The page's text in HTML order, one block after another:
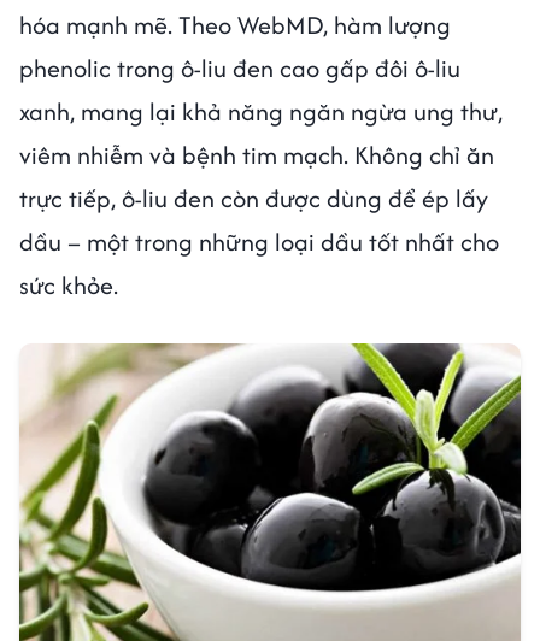
hóa mạnh mẽ. Theo WebMD, hàm lượng
phenolic trong ô-liu đen cao gấp đôi ô-liu
xanh, mang lại khả năng ngăn ngừa ung thư,
viêm nhiễm và bệnh tim mạch. Không chỉ ăn
trực tiếp, ô-liu đen còn được dùng để ép lấy
dầu – một trong những loại dầu tốt nhất cho
sức khỏe.